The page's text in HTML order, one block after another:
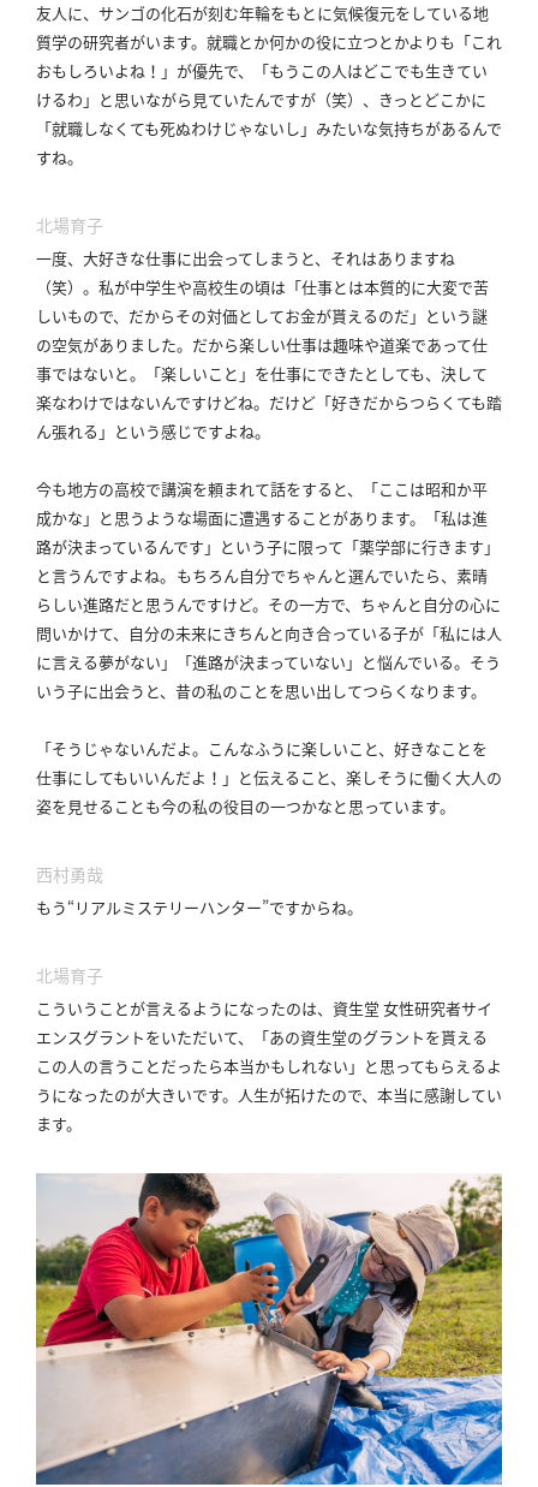
友人に、サンゴの化石が刻む年輪をもとに気候復元をしている地
質学の研究者がいます。 就職とか何かの役に立つとかよりも「これ
おもしろいよね！」が優先で、「もうこの人はどこでも生きてい
けるわ」と思いながら見ていたんですが（笑）、きっとどこかに
「就職しなくても死ぬわけじゃないし」みたいな気持ちがあるんで
すね。
北場育子
一度、大好きな仕事に出会ってしまうと、それはありますね
（笑）。 私が中学生や高校生の頃は「仕事とは本質的に大変で苦
しいもので、だからその対価としてお金が貰えるのだ」という謎
の空気がありました。 だから楽しい仕事は趣味や道楽であって仕
事ではないと。
「楽しいこと」を仕事にできたとしても、決して
楽なわけではないんですけどね。 だけど「好きだからつらくても踏
ん張れる」という感じですよね。
今も地方の高校で講演を頼まれて話をすると、「ここは昭和か平
成かな」と思うような場面に遭遇することがあります。
「私は進
路が決まっているんです」という子に限って「薬学部に行きます」
と言うんですよね。 もちろん自分でちゃんと選んでいたら、素晴
らしい進路だと思うんですけど。 その一方で、ちゃんと自分の心に
問いかけて、自分の未来にきちんと向き合っている子が「私には人
に言える夢がない」「進路が決まっていない」と悩んでいる。 そう
いう子に出会うと、昔の私のことを思い出してつらくなります。
「そうじゃないんだよ。 こんなふうに楽しいこと、好きなことを
仕事にしてもいいんだよ！」と伝えること、楽しそうに働く大人の
姿を見せることも今の私の役目の一つかなと思っています。
西村勇哉
もう“リアルミステリーハンター”ですからね。
北場育子
こういうことが言えるようになったのは、資生堂 女性研究者サイ
エンスグラントをいただいて、「あの資生堂のグラントを貰える
この人の言うことだったら本当かもしれない」と思ってもらえるよ
うになったのが大きいです。 人生が拓けたので、本当に感謝してい
ます。